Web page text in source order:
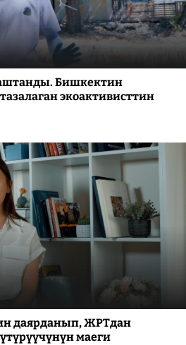
Бишкектин
экоактивисттин
даярданып, ЖРТдан
маеги